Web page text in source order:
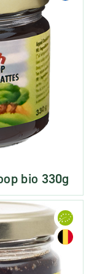
bio 330g